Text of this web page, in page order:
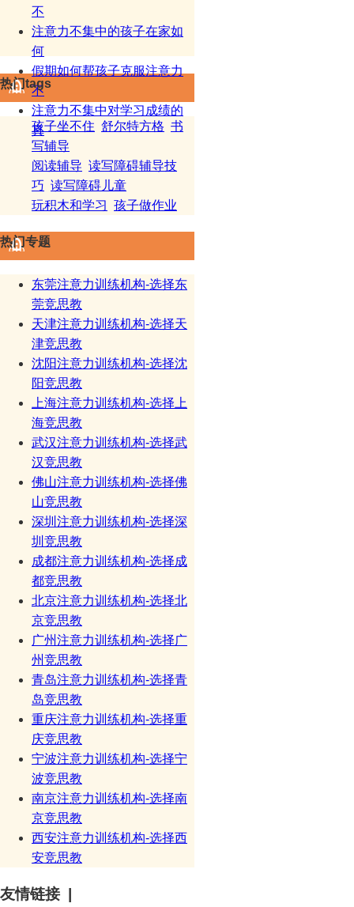
不
注意力不集中的孩子在家如
何
假期如何帮孩子克服注意力
不
注意力不集中对学习成绩的
真
热门tags
孩子坐不住 舒尔特方格 书
写辅导
阅读辅导 读写障碍辅导技
巧 读写障碍儿童
玩积木和学习 孩子做作业
热门专题
东莞注意力训练机构-选择东
莞竞思教
天津注意力训练机构-选择天
津竞思教
沈阳注意力训练机构-选择沈
阳竞思教
上海注意力训练机构-选择上
海竞思教
武汉注意力训练机构-选择武
汉竞思教
佛山注意力训练机构-选择佛
山竞思教
深圳注意力训练机构-选择深
圳竞思教
成都注意力训练机构-选择成
都竞思教
北京注意力训练机构-选择北
京竞思教
广州注意力训练机构-选择广
州竞思教
青岛注意力训练机构-选择青
岛竞思教
重庆注意力训练机构-选择重
庆竞思教
宁波注意力训练机构-选择宁
波竞思教
南京注意力训练机构-选择南
京竞思教
西安注意力训练机构-选择西
安竞思教
友情链接 |